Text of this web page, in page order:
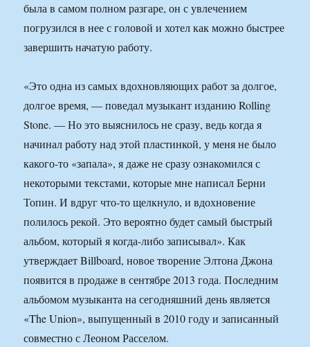
была в самом полном разгаре, он с увлечением
погрузился в нее с головой и хотел как можно быстрее
завершить начатую работу.
«Это одна из самых вдохновляющих работ за долгое,
долгое время, — поведал музыкант изданию Rolling
Stone. — Но это выяснилось не сразу, ведь когда я
начинал работу над этой пластинкой, у меня не было
какого-то «запала», я даже не сразу ознакомился с
некоторыми текстами, которые мне написал Берни
Топин. И вдруг что-то щелкнуло, и вдохновение
полилось рекой. Это вероятно будет самый быстрый
альбом, который я когда-либо записывал». Как
утверждает Billboard, новое творение Элтона Джона
появится в продаже в сентябре 2013 года. Последним
альбомом музыканта на сегодняшний день является
«The Union», выпущенный в 2010 году и записанный
совместно с Леоном Расселом.